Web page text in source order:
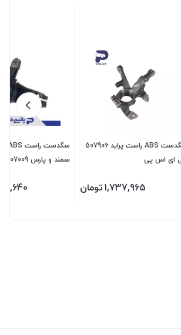
سگدست ABS راست پراید 507906
ای اس پی
1,737,965تومان
سمند و پارس 1107009 اماتا صمد